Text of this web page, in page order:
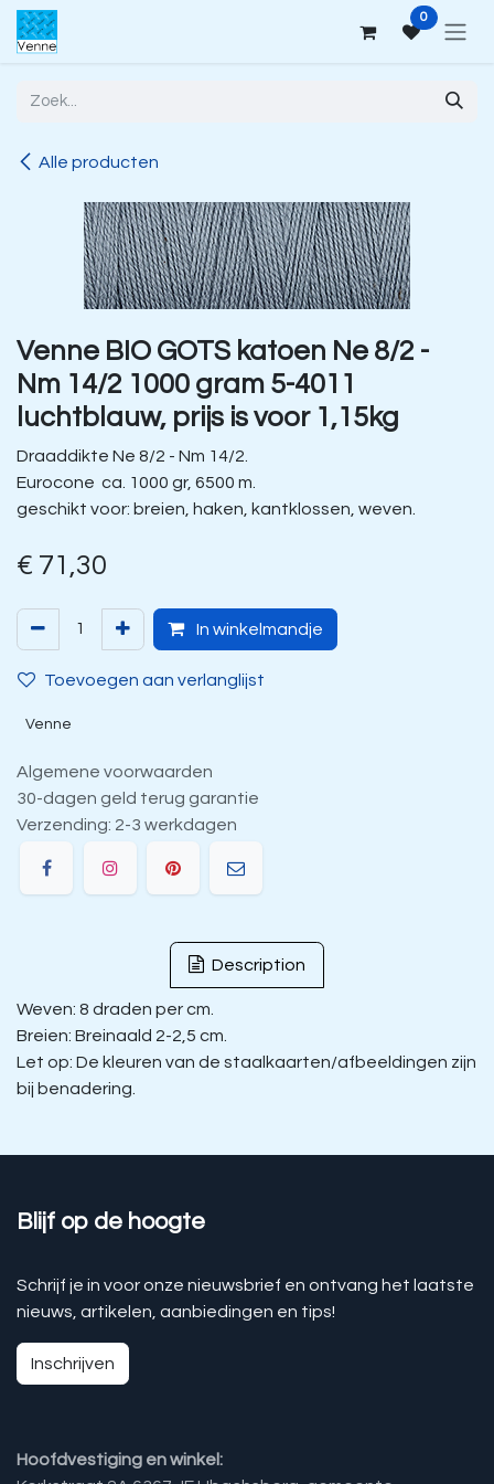
Overslaan naar inhoud 0
Alle producten
Venne BIO GOTS katoen Ne 8/2 -
Nm 14/2 1000 gram 5-4011
luchtblauw, prijs is voor 1,15kg
Draaddikte Ne 8/2 - Nm 14/2.
Eurocone ca. 1000 gr, 6500 m.
geschikt voor: breien, haken, kantklossen, weven.
€ 71,30
In winkelmandje
Toevoegen aan verlanglijst
Venne
Algemene voorwaarden
30-dagen geld terug garantie
Verzending: 2-3 werkdagen
Description
Weven: 8 draden per cm.
Breien: Breinaald 2-2,5 cm.
Let op: De kleuren van de staalkaarten/afbeeldingen zijn
bij benadering.
Blijf op de hoogte
Schrijf je in voor onze nieuwsbrief en ontvang het laatste
nieuws, artikelen, aanbiedingen en tips!
Inschrijven
Hoofdvestiging en winkel: